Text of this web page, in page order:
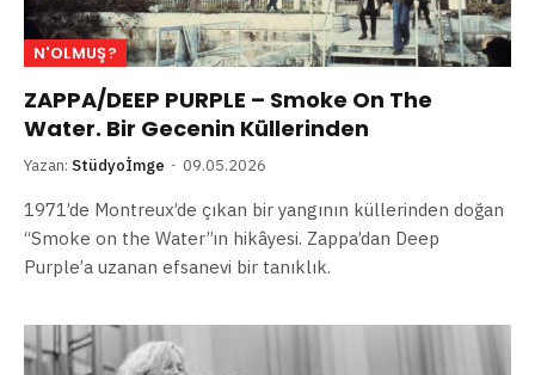
N'OLMUŞ?
ZAPPA/DEEP PURPLE – Smoke On The
Water. Bir Gecenin Küllerinden
Yazan: Stüdyoİmge 09.05.2026
1971’de Montreux’de çıkan bir yangının küllerinden doğan
“Smoke on the Water”ın hikâyesi. Zappa’dan Deep
Purple’a uzanan efsanevi bir tanıklık.